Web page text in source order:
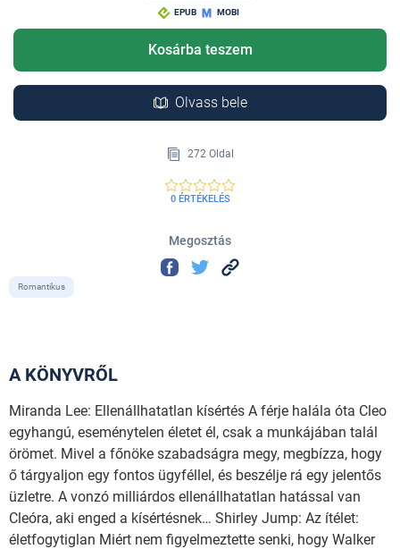
EPUB MOBI
Kosárba teszem
Olvass bele
272 Oldal
0 ÉRTÉKELÉS
Megosztás
Romantikus
A KÖNYVRŐL
Miranda Lee: Ellenállhatatlan kísértés A férje halála óta Cleo
egyhangú, eseménytelen életet él, csak a munkájában talál
örömet. Mivel a főnöke szabadságra megy, megbízza, hogy
ő tárgyaljon egy fontos ügyféllel, és beszélje rá egy jelentős
üzletre. A vonzó milliárdos ellenállhatatlan hatással van
Cleóra, aki enged a kísértésnek… Shirley Jump: Az ítélet:
életfogytiglan Miért nem figyelmeztette senki, hogy Walker